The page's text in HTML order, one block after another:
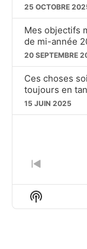
25 OCTOBRE
Mes objectifs
de mi-année
20 SEPTEMBRE
Ces choses
toujours en
15 JUIN 2025
Show
Podcast